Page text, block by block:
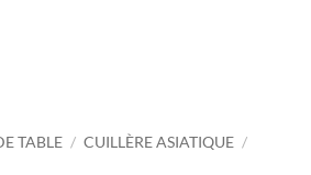
TABLE / CUILLÈRE ASIATIQUE /